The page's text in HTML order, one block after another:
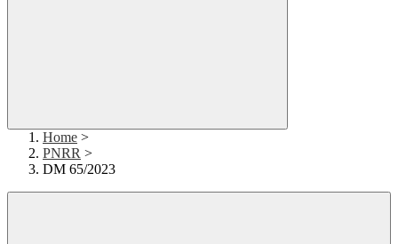
Home >
PNRR >
DM 65/2023